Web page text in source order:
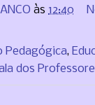
às 12:40
Pedagógica,
dos